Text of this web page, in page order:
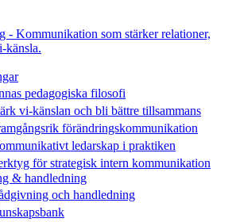
pedagogiska filosofi
vi-känslan och bli bättre tillsammans
förändringskommunikation
ledarskap i praktiken
för strategisk intern kommunikation
& handledning
och handledning